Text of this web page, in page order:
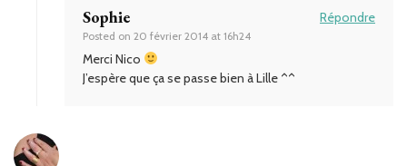
Sophie
Posted on 20 février 2014 at 16h24
Répondre
Merci Nico
J’espère que ça se passe bien à Lille ^^